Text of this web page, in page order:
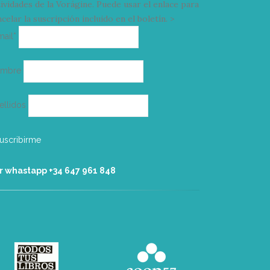
de la Vorágine. Puede usar el enlace para
la suscripción incluido en el boletín. >
electrónico
whastapp +34 ‭647 961 848‬